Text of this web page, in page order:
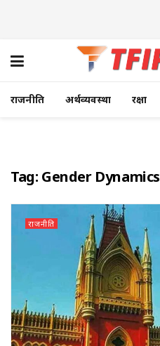
राजनीति अर्थव्यवस्था रक्षा
Tag: Gender Dynamics
राजनीति